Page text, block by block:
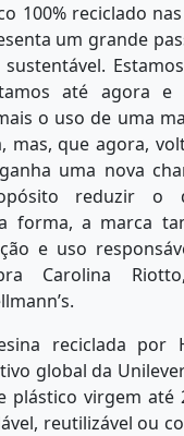
100% reciclado
um grande
até agora e
o uso de uma
mas, que agora,
uma nova
reduzir o
forma, a marca
e uso
Carolina
reciclada por
global da
plástico virgem até
reutilizável ou